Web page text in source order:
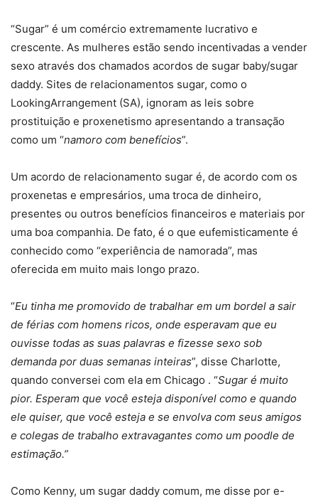
“Sugar” é um comércio extremamente lucrativo e
crescente. As mulheres estão sendo incentivadas a vender
sexo através dos chamados acordos de sugar baby/sugar
daddy. Sites de relacionamentos sugar, como o
LookingArrangement (SA), ignoram as leis sobre
prostituição e proxenetismo apresentando a transação
como um “namoro com benefícios”.
Um acordo de relacionamento sugar é, de acordo com os
proxenetas e empresários, uma troca de dinheiro,
presentes ou outros benefícios financeiros e materiais por
uma boa companhia. De fato, é o que eufemisticamente é
conhecido como “experiência de namorada”, mas
oferecida em muito mais longo prazo.
“Eu tinha me promovido de trabalhar em um bordel a sair
de férias com homens ricos, onde esperavam que eu
ouvisse todas as suas palavras e fizesse sexo sob
demanda por duas semanas inteiras”, disse Charlotte,
quando conversei com ela em Chicago . “Sugar é muito
pior. Esperam que você esteja disponível como e quando
ele quiser, que você esteja e se envolva com seus amigos
e colegas de trabalho extravagantes como um poodle de
estimação.”
Como Kenny, um sugar daddy comum, me disse por e-